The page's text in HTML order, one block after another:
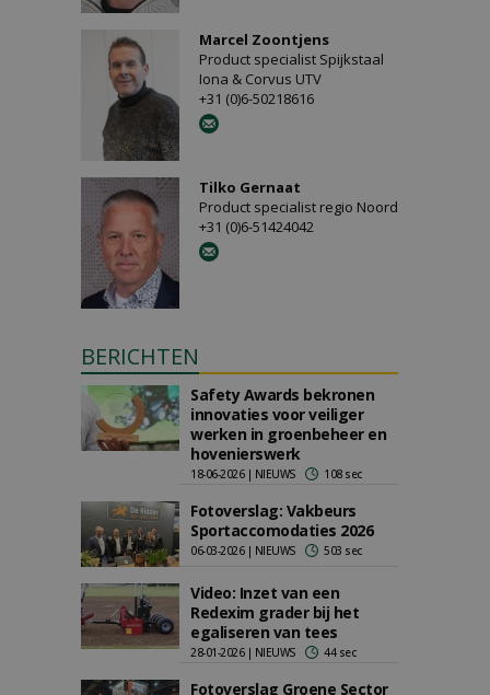
Marcel Zoontjens
Product specialist Spijkstaal
Iona & Corvus UTV
+31 (0)6-50218616
Tilko Gernaat
Product specialist regio Noord
+31 (0)6-51424042
BERICHTEN
Safety Awards bekronen
innovaties voor veiliger
werken in groenbeheer en
hovenierswerk
18-06-2026 | NIEUWS 108 sec
Fotoverslag: Vakbeurs
Sportaccomodaties 2026
06-03-2026 | NIEUWS 503 sec
Video: Inzet van een
Redexim grader bij het
egaliseren van tees
28-01-2026 | NIEUWS 44 sec
Fotoverslag Groene Sector